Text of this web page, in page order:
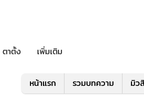
ตาตั้ง เพิ่มเติม
หน้าแรก รวมบทความ มิว